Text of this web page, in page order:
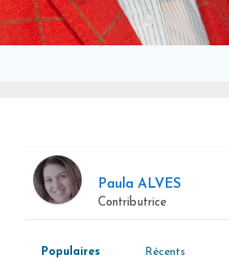
Paula ALVES
Contributrice
Populaires Récents